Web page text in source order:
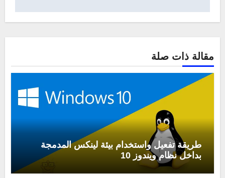
مقالة ذات صلة
طريقة تفعيل واستخدام بيئة لينكس المدمجة
بداخل نظام ويندوز 10